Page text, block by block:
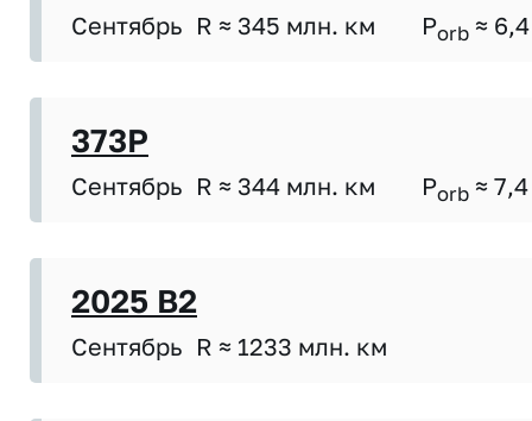
Сентябрь R ≈ 345 млн. км Porb ≈ 6,4
373P
Сентябрь R ≈ 344 млн. км Porb ≈ 7,4
2025 B2
Сентябрь R ≈ 1233 млн. км